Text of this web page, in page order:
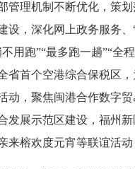
管理机制不断优化， 策划
设，深化网上政务服务、
用跑”“最多跑一趟”“全
省首个空港综合保税区
动 ， 聚焦闽港合作数字
发展示范区建设， 福州
来榕欢度元宵等联谊活